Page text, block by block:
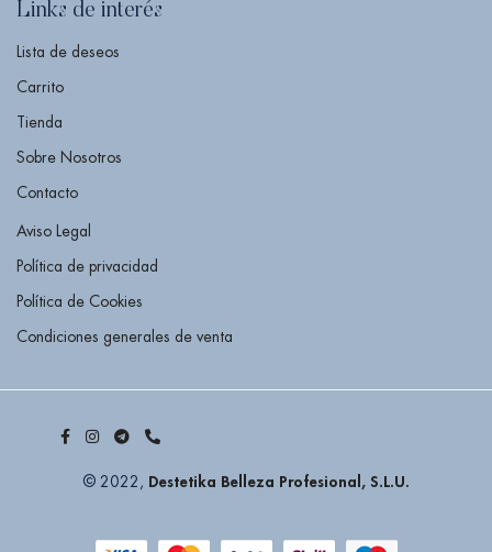
Links de interés
Lista de deseos
Carrito
Tienda
Sobre Nosotros
Contacto
Aviso Legal
Política de privacidad
Política de Cookies
Condiciones generales de venta
© 2022, Destetika Belleza Profesional, S.L.U.